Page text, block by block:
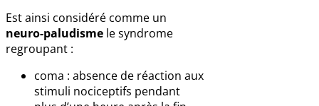
Est ainsi considéré comme un
neuro-paludisme le syndrome
regroupant :
coma : absence de réaction aux
stimuli nociceptifs pendant